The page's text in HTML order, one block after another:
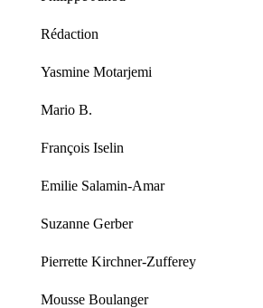
Rédaction
Yasmine Motarjemi
Mario B.
François Iselin
Emilie Salamin-Amar
Suzanne Gerber
Pierrette Kirchner-Zufferey
Mousse Boulanger